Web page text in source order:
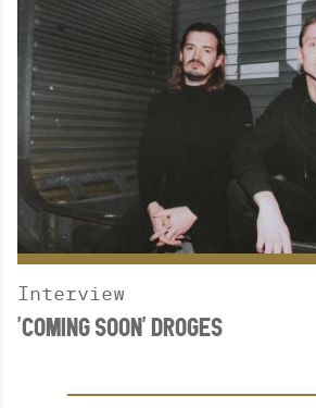
Interview
'COMING SOON' DROGES